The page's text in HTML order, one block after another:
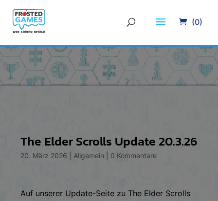
(0)
The Elder Scrolls Update 20.3.26
20. März 2026 Allgemein 0 Kommentare
Auf unserer Update-Seite zu The Elder Scrolls